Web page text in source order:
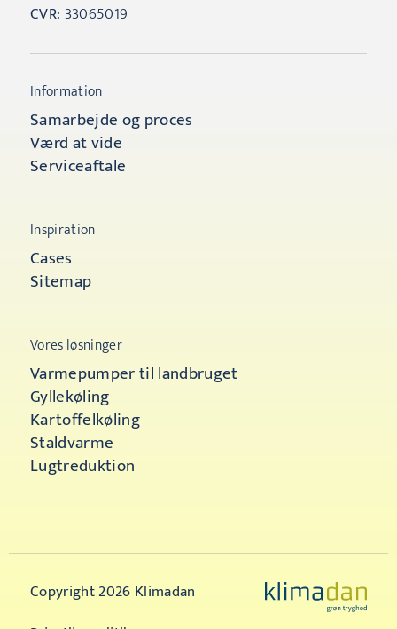
CVR: 33065019
Information
Samarbejde og proces
Værd at vide
Serviceaftale
Inspiration
Cases
Sitemap
Vores løsninger
Varmepumper til landbruget
Gyllekøling
Kartoffelkøling
Staldvarme
Lugtreduktion
Copyright 2026 Klimadan